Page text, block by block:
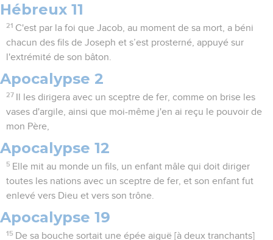
Hébreux 11
21 C'est par la foi que Jacob, au moment de sa mort, a béni
chacun des fils de Joseph et s’est prosterné, appuyé sur
l'extrémité de son bâton.
Apocalypse 2
27
Il les dirigera avec un sceptre de fer, comme on brise les
vases d'argile, ainsi que moi-même j'en ai reçu le pouvoir de
mon Père,
Apocalypse 12
5 Elle mit au monde un fils, un enfant mâle qui doit diriger
toutes les nations avec un sceptre de fer, et son enfant fut
enlevé vers Dieu et vers son trône.
Apocalypse 19
15 De sa bouche sortait une épée aiguë [à deux tranchants]